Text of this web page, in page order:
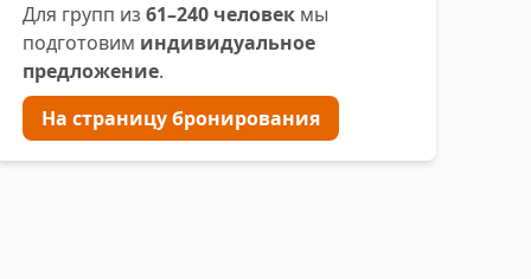
Для групп из 61–240 человекмы
подготовим индивидуальное
предложение.
На страницу бронирования